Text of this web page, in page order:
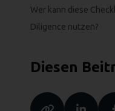
Wer kann diese
Diligence nutzen?
Diesen